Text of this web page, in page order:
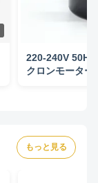
220-240V 50Hz
クロンモーター
もっと見る